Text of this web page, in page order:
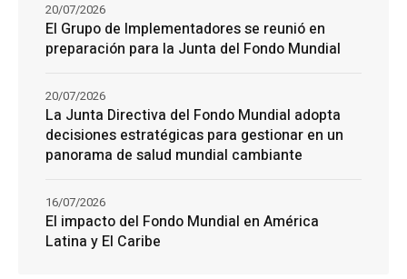
El Grupo de Implementadores se reunió en
preparación para la Junta del Fondo Mundial
20/07/2026
La Junta Directiva del Fondo Mundial adopta
decisiones estratégicas para gestionar en un
panorama de salud mundial cambiante
20/07/2026
El impacto del Fondo Mundial en América
Latina y El Caribe
16/07/2026